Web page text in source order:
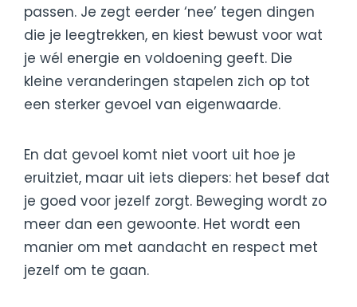
passen. Je zegt eerder ‘nee’ tegen dingen
die je leegtrekken, en kiest bewust voor wat
je wél energie en voldoening geeft. Die
kleine veranderingen stapelen zich op tot
een sterker gevoel van eigenwaarde.
En dat gevoel komt niet voort uit hoe je
eruitziet, maar uit iets diepers: het besef dat
je goed voor jezelf zorgt. Beweging wordt zo
meer dan een gewoonte. Het wordt een
manier om met aandacht en respect met
jezelf om te gaan.